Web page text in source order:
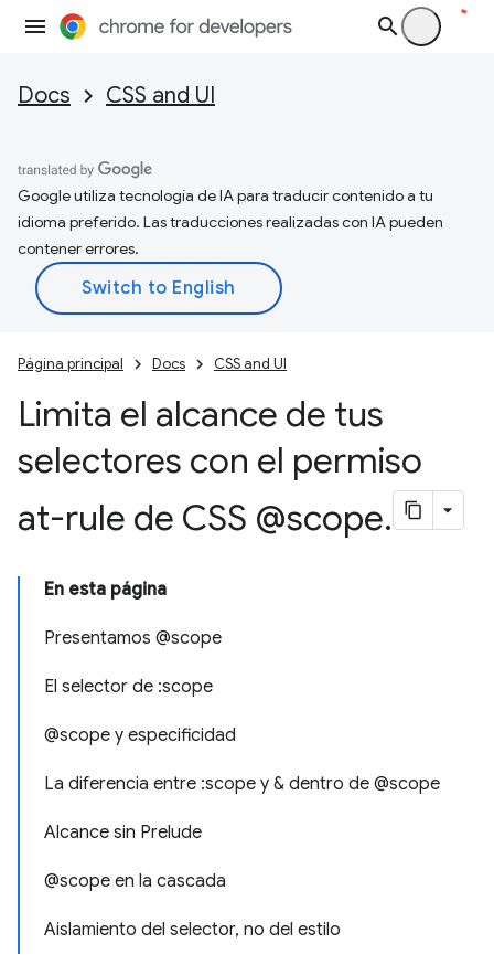
Docs CSS and UI
Google utiliza tecnología de IA para traducir contenido a tu
idioma preferido. Las traducciones realizadas con IA pueden
contener errores.
Página principal Docs CSS and UI
Limita el alcance de tus
selectores con el permiso
at-rule de CSS @scope.
En esta página
Presentamos @scope
El selector de :scope
@scope y especificidad
La diferencia entre :scope y & dentro de @scope
Alcance sin Prelude
@scope en la cascada
Aislamiento del selector, no del estilo